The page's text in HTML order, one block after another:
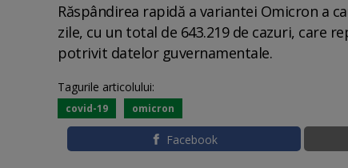
Răspândirea rapidă a variantei Omicron a
zile, cu un total de 643.219 de cazuri, care
potrivit datelor guvernamentale.
Tagurile articolului:
covid-19 omicron
Facebook